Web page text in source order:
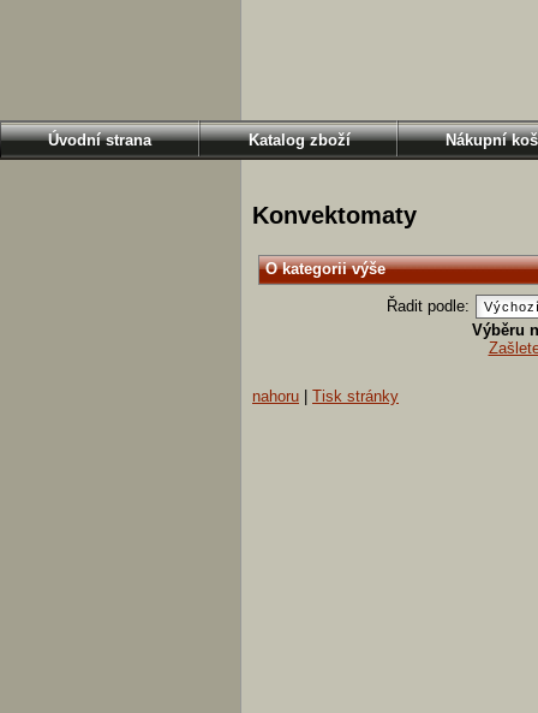
Úvodní strana Katalog zboží Nákupní
Konvektomaty
O kategorii výše
Řadit podle:
Výběru
nahoru Tisk stránky